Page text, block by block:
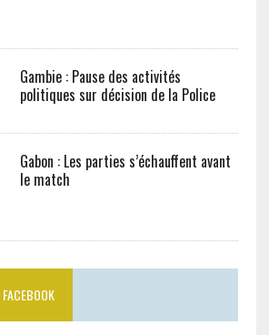
Gambie : Pause des activités
politiques sur décision de la Police
Gabon : Les parties s’échauffent avant
le match